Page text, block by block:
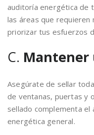
auditoría energética de
las áreas que
priorizar tus esfuerzos
C. Mantener
Asegúrate de sellar
de ventanas, puertas y
sellado complementa el
energética general.